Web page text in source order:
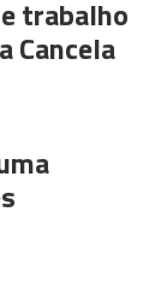
trabalho
Cancela